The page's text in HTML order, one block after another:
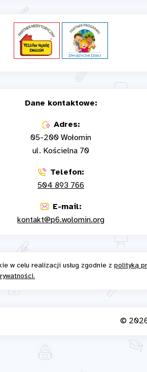
Dane kontaktowe:
Adres:
05-200 Wołomin
ul. Kościelna 70
Telefon:
504 893 766
E-mail:
kontakt@p6.wolomin.org
w celu realizacji usług zgodnie z polityką
©